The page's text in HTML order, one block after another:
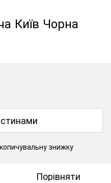
Київ Чорна
знижку
Порівняти